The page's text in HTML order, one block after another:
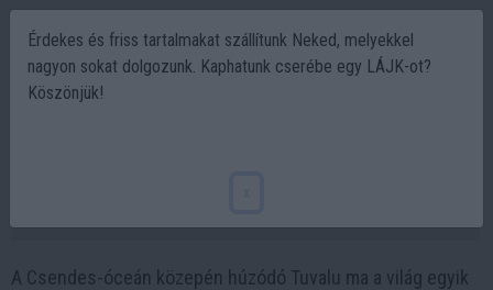
A Csendes-óceán közepén húzódó Tuvalu ma a világ egyik
Érdekes és friss tartalmakat szállítunk Neked, melyekkel
nagyon sokat dolgozunk. Kaphatunk cserébe egy LÁJK-ot?
Köszönjük!